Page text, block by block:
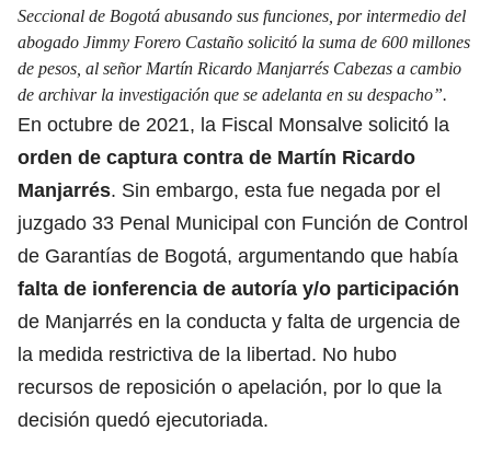
Seccional de Bogotá abusando sus funciones, por intermedio del
abogado Jimmy Forero Castaño solicitó la suma de 600 millones
de pesos, al señor Martín Ricardo Manjarrés Cabezas a cambio
de archivar la investigación que se adelanta en su despacho”.
En octubre de 2021, la Fiscal Monsalve solicitó la
orden de captura contra de Martín Ricardo
Manjarrés. Sin embargo, esta fue negada por el
juzgado 33 Penal Municipal con Función de Control
de Garantías de Bogotá, argumentando que había
falta de ionferencia de autoría y/o participación
de Manjarrés en la conducta y falta de urgencia de
la medida restrictiva de la libertad. No hubo
recursos de reposición o apelación, por lo que la
decisión quedó ejecutoriada.